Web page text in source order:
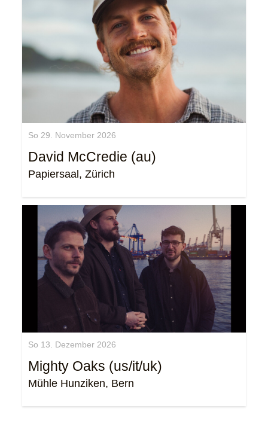
So 29. November 2026
David McCredie (au)
Papiersaal, Zürich
So 13. Dezember 2026
Mighty Oaks (us/it/uk)
Mühle Hunziken, Bern